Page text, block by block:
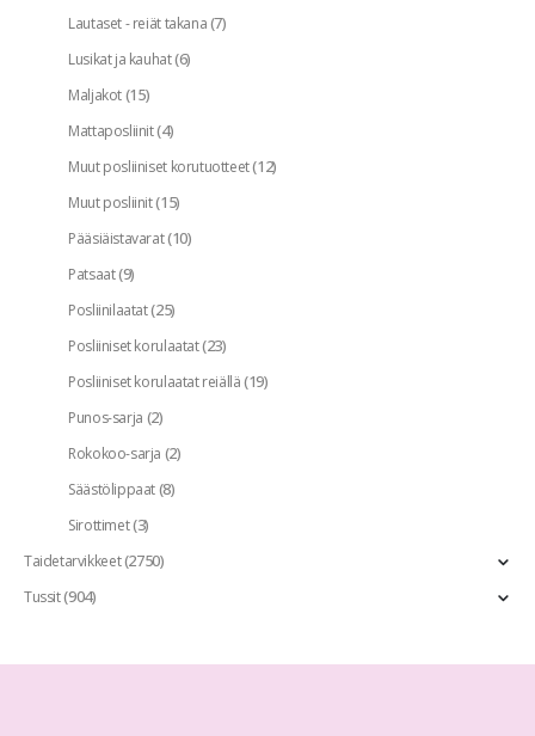
Lautaset - reiät takana(7)
Lusikat ja kauhat(6)
Maljakot(15)
Mattaposliinit(4)
Muut posliiniset korutuotteet(12)
Muut posliinit(15)
Pääsiäistavarat(10)
Patsaat(9)
Posliinilaatat(25)
Posliiniset korulaatat(23)
Posliiniset korulaatat reiällä(19)
Punos-sarja (2)
Rokokoo-sarja (2)
Säästölippaat(8)
Sirottimet(3)
Taidetarvikkeet(2750)
Tussit(904)